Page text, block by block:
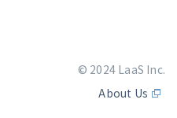
© 2024 LaaS Inc.
About Us